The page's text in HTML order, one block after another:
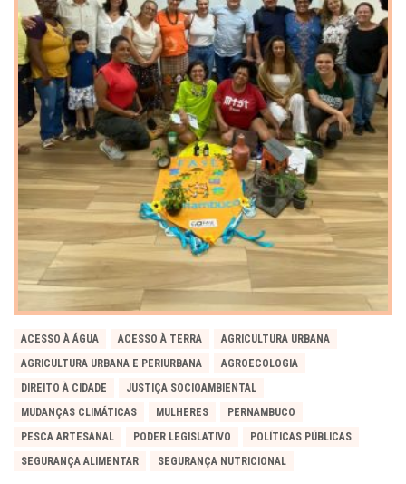
ACESSO À ÁGUA ACESSO À TERRA
AGRICULTURA URBANA
AGRICULTURA URBANA E PERIURBANA
AGROECOLOGIA
DIREITO À CIDADE
JUSTIÇA SOCIOAMBIENTAL
MUDANÇAS CLIMÁTICAS
MULHERES
PERNAMBUCO
PESCA ARTESANAL
PODER LEGISLATIVO
POLÍTICAS PÚBLICAS
SEGURANÇA ALIMENTAR
SEGURANÇA NUTRICIONAL